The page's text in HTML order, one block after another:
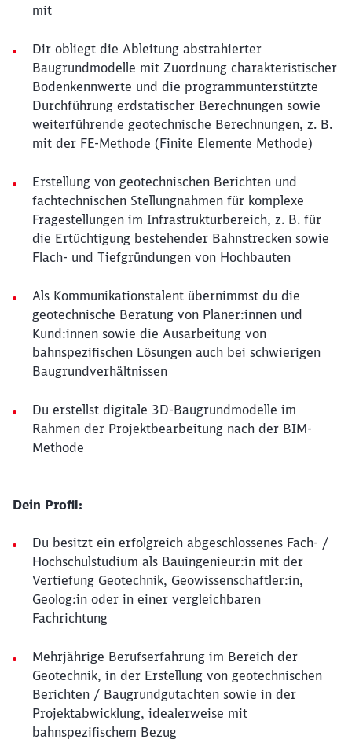
mit
Dir obliegt die Ableitung abstrahierter
Baugrundmodelle mit Zuordnung charakteristischer
Bodenkennwerte und die programmunterstützte
Durchführung erdstatischer Berechnungen sowie
weiterführende geotechnische Berechnungen, z. B.
mit der FE-Methode (Finite Elemente Methode)
Erstellung von geotechnischen Berichten und
fachtechnischen Stellungnahmen für komplexe
Fragestellungen im Infrastrukturbereich, z. B. für
die Ertüchtigung bestehender Bahnstrecken sowie
Flach- und Tiefgründungen von Hochbauten
Als Kommunikationstalent übernimmst du die
geotechnische Beratung von Planer:innen und
Kund:innen sowie die Ausarbeitung von
bahnspezifischen Lösungen auch bei schwierigen
Baugrundverhältnissen
Du erstellst digitale 3D-Baugrundmodelle im
Rahmen der Projektbearbeitung nach der BIM-
Methode
Dein Profil:
Du besitzt ein erfolgreich abgeschlossenes Fach- /
Hochschulstudium als Bauingenieur:in mit der
Vertiefung Geotechnik, Geowissenschaftler:in,
Geolog:in oder in einer vergleichbaren
Fachrichtung
Mehrjährige Berufserfahrung im Bereich der
Geotechnik, in der Erstellung von geotechnischen
Berichten / Baugrundgutachten sowie in der
Projektabwicklung, idealerweise mit
bahnspezifischem Bezug